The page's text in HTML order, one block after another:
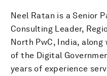
Neel Ratan is a Senior
Consulting Leader,
North PwC, India,
of the Digital
years of experience